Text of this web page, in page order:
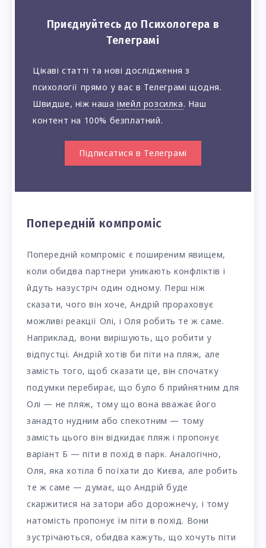
Приєднуйтесь до Психологера в
Телеграмі
Цікаві статті та нові дослідження з
психології прямо у вас в Телеграмі щодня.
Швидше, ніж нашаімейл розсилка. Наш
контент на 100% безплатний.
Підписатися в Телеграмі
Попередній компроміс
Попередній компроміс є поширеним явищем,
коли обидва партнери уникають конфліктів і
йдуть назустріч один одному. Перш ніж
сказати, чого він хоче, Андрій прораховує
можливі реакції Олі, і Оля робить те ж саме.
Наприклад, вони вирішують, що робити у
відпустці. Андрій хотів би піти на пляж, але
замість того, щоб сказати це, він спочатку
подумки перебирає, що було б прийнятним для
Олі — не пляж, тому що вона вважає його
занадто нудним або спекотним — тому
замість цього він відкидає пляж і пропонує
варіант Б — піти в похід в парк. Аналогічно,
Оля, яка хотіла б поїхати до Києва, але робить
те ж саме — думає, що Андрій буде
скаржитися на затори або дорожнечу, і тому
натомість пропонує їм піти в похід. Вони
зустрічаються, обидва кажуть, що хочуть піти